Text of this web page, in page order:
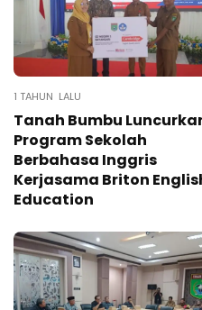
1 TAHUN LALU
Tanah Bumbu
Program Sekolah
Berbahasa Inggris
Kerjasama Briton
Education